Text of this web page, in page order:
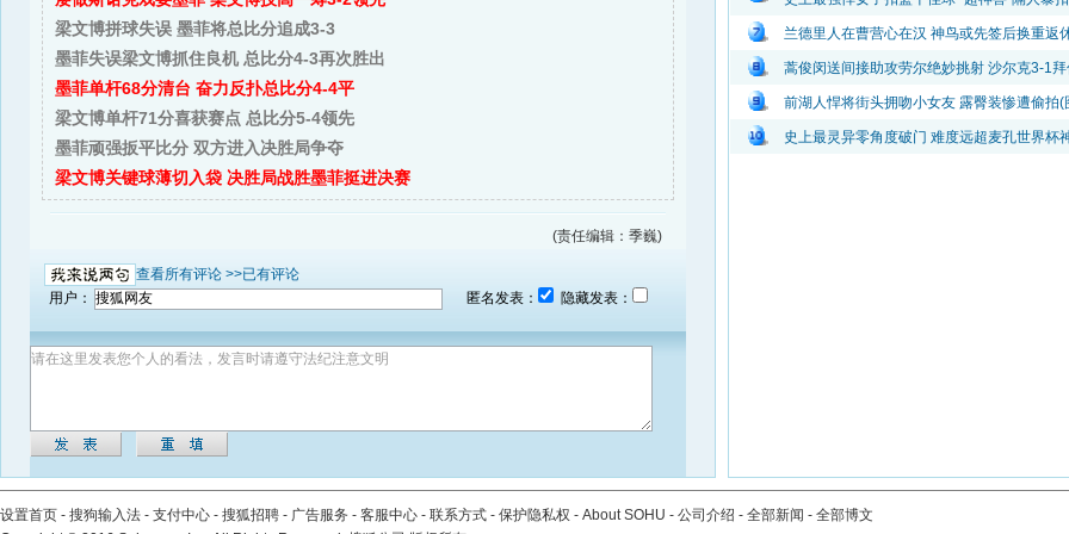
梁文博拼球失误 墨菲将总比分追成3-3
墨菲失误梁文博抓住良机 总比分4-3再次胜出
墨菲单杆68分清台 奋力反扑总比分4-4平
梁文博单杆71分喜获赛点 总比分5-4领先
墨菲顽强扳平比分 双方进入决胜局争夺
梁文博关键球薄切入袋 决胜局战胜墨菲挺进决赛
(责任编辑：季巍)
查看所有评论 >>已有评论
用户：
匿名发表： 隐藏发表：
兰德里人在曹营心在汉 神鸟或先签后换重返
蒿俊闵送间接助攻劳尔绝妙挑射 沙尔克3-1
前湖人悍将街头拥吻小女友 露臀装惨遭偷拍(
史上最灵异零角度破门 难度远超麦孔世界杯
设置首页 - 搜狗输入法 - 支付中心 - 搜狐招聘 - 广告服务 - 客服中心 - 联系方式 - 保护隐私权 - About SOHU - 公司介绍 - 全部新闻 - 全部博文